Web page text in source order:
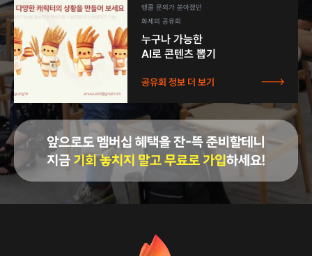
앵콜 문의가 쏟아졌던
화제의 공유회
누구나 가능한
AI로 콘텐츠 뽑기
공유회 정보 더 보기